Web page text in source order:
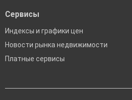
Сервисы
Индексы и графики цен
Новости рынка недвижимости
Платные сервисы